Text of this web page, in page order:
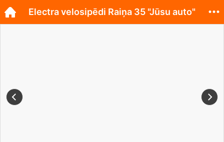
Electra velosipēdi Raiņa 35 "Jūsu auto"